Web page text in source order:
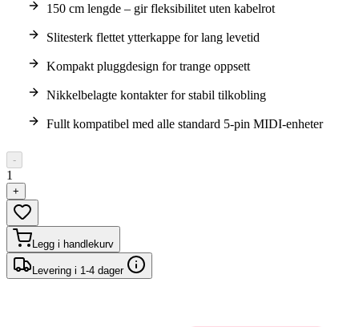
150 cm lengde – gir fleksibilitet uten kabelrot
Slitesterk flettet ytterkappe for lang levetid
Kompakt pluggdesign for trange oppsett
Nikkelbelagte kontakter for stabil tilkobling
Fullt kompatibel med alle standard 5-pin MIDI-enheter
-
1
+
Legg i handlekurv
Levering i 1-4 dager